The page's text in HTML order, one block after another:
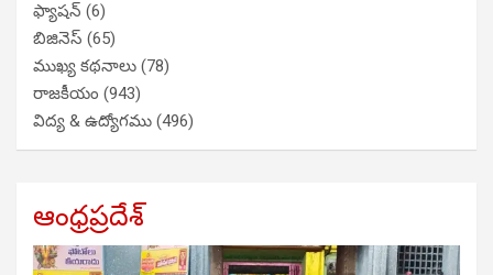
ఫ్యాషన్ (6)
బిజినెస్ (65)
ముఖ్య కథనాలు (78)
రాజకీయం (943)
విద్య & ఉద్యోగము (496)
ఆంధ్రప్రదేశ్